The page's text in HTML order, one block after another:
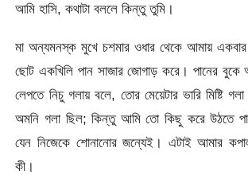
আমি হাসি, কথাটা বললে কিন্তু তুমি।
মা অন্যমনস্ক মুখে চশমার ওধার থেকে আমায়
ছোট একখিলি পান সাজার জোগাড় করে। পানের
লেপতে নিচু গলায় বলে, তোর মেয়েটার ভারি মিষ্টি
অমনি গলা ছিল; কিন্তু আমি তো কিছু করে উঠতে
যেন নিজেকে শোনানোর জন্যেই। এটাই আমার
কী।